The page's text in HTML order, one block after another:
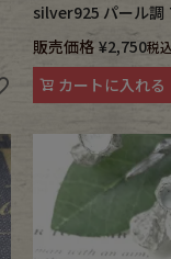
silver925 パール調
販売価格 ¥2,750税込
カートに入れる